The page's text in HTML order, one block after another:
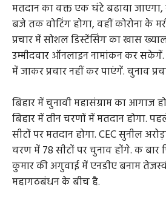
मतदान का वक्त एक घंटे बढाया
बजे तक वोटिंग होगा, वहीं कोरोना के
प्रचार में सोशल डिस्टेंसिंग का खास
उम्मीदवार ऑनलाइन नामांकन कर
में जाकर प्रचार नहीं कर पाएंगें. चुनाव
बिहार में चुनावी महासंग्राम का आगाज
बिहार में तीन चरणों में मतदान होगा.
सीटों पर मतदान होगा. CEC सुनील
चरण में 78 सीटों पर चुनाव होंगे. क बार
कुमार की अगुवाई में एनडीए बनाम
महागठबंधन के बीच है.